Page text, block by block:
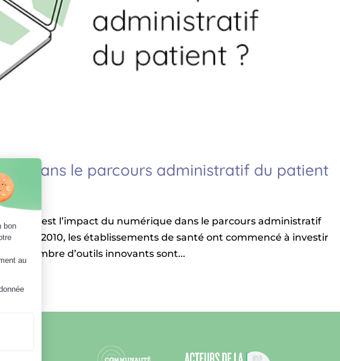
dans le parcours administratif du patient
2022
Quel est l’impact du numérique dans le parcours administratif
2010, les établissements de santé ont commencé à investir
Nombre d’outils innovants sont...